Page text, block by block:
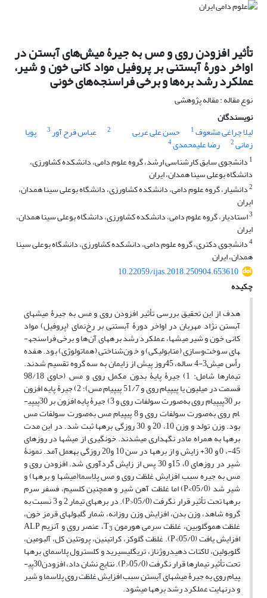
تأثیر افزودن روی و مس به جیرۀ میش‌های آبستن در
اواخر دورۀ آبستنی بر پروفیل مواد کانی خون و شیر،
عملکرد رشد بره‌ها و برخی فراسنجه‌های خونی
نوع مقاله : مقاله پژوهشی
نویسندگان
لیلا چراغی مشعوف1 حسن علی عربی 2 عباس فرح آور3 پویا
زمانی2 رضا علیمحمدی4
1 دانشجوی سابق کارشناسی ارشد، گروه علوم دامی، دانشکده کشاورزی،
دانشگاه بوعلی سینا همدان، ایران
2دانشیار، گروه علوم دامی، دانشکده کشاورزی، دانشگاه بوعلی سینا همدان،
ایران
3استادیار، گروه علوم دامی، دانشکده کشاورزی، دانشگاه بوعلی سینا همدان،
ایران
4دانشجوی دکتری، گروه علوم دامی، دانشکده کشاورزی، دانشگاه بوعلی سینا
همدان، ایران
10.22059/ijas.2018.250904.653610
چکیده
هدف از این تحقیق بررسی تأثیر افزودن روی و مس به جیرۀ میش­های
آبستن نژاد مهربان در اواخر دورۀ آبستنی بر رخ‌نمای (پروفیل) مواد
کانی خون و شیر میش­ها، عملکرد رشد بره­های آن‌ها و برخی فراسنجه­
های سوخت‌وسازی (متابولیکی) و خون‌شناختی (هماتولوژی) بود. هفده
رأس میش­3-4 ساله، 45­روز پیش از زایمان به سه گروه تقسیم شدند.
تیمارها شامل: 1) ­جیرۀ پایۀ بدون مکمل روی و مس­ (حاوی 98/18
قسمت در میلیون یا پی­پی­ام روی و 51/7 پی­پی­ام مس)؛ 2)­ جیرۀ پایه افزون
بر 30­پی­پی­ام روی به‌صورت سولفات روی و 3) ­جیرۀ پایه افزون بر 30­پی­پی­
ام روی به‌صورت سولفات روی و 8 پی­پی­ام مس به‌صورت سولفات مس
بود. وزن تولد و وزن 10، 20 و 30­ روزگی بره­ها ثبت شد. در این مدت
بره­ها به همراه مادر نگهداری می­شدند. خون­گیری از میش­ها در روزهای
45-، 0 و 30+ زایش و از بره­ها در سن 10 و20 روزگی به­عمل آمد. نمونۀ
شیر در روزهای 0، 15­و 30 پس از زایش گرد­آوری شد. افزودن روی و
مس به جیره سبب افزایش غلظت روی و مس پلاسما­(میش­ها و بره­ها) و
شیر شد ­(05/0>P) اما غلظت آهن شیر و همچنین کلسیم، فسفر سرم
بره­ها تحت تأثیر قرار نگرفت ­(05/0<P). در بره­های تیمار 2 و 3 نسبت به
گروه شاهد، وزن بدن، افزایش وزن روزانه­، شمار گلبول­های قرمز خون،
غلظت هموگلوبین، غلظت سرمی هورمون T 3 ، عنصر روی و آنزیم ­ALP
افزایش یافت (05/0>P). غلظت گلوکز، کراتینین، پروتئین کل، آلبومین،
گلوبولین، لاکتات دهیدروژناز، تری­گلیسیرید و کلسترول پلاسمای بره­ها
تحت تأثیر تیمارها قرار نگرفت ­(05/0<P). نتایج نشان داد، افزودن30­پی­
پی­ام روی ­به جیرۀ میش­های آبستن سبب افزایش غلظت روی پلاسما و شیر
و درنهایت عملکرد رشد بره­ها می­شود.